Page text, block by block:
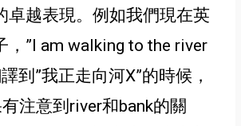
卓越表現。例如我們現在英
，”I am walking to the river
到”我正走向河X”的時候，
注意到river和bank的關